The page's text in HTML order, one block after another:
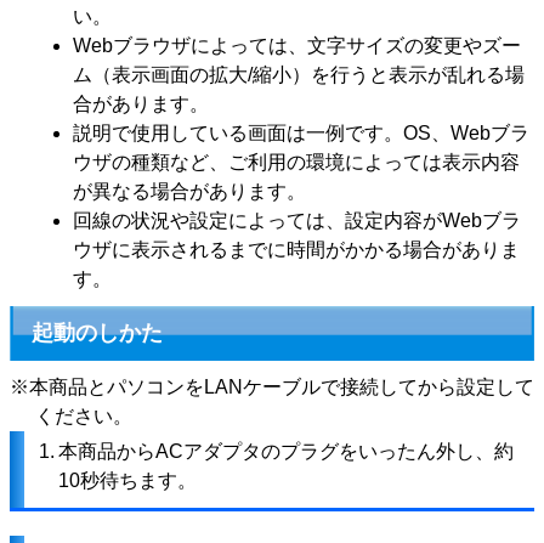
い。
Webブラウザによっては、文字サイズの変更やズー
ム（表示画面の拡大/縮小）を行うと表示が乱れる場
合があります。
説明で使用している画面は一例です。OS、Webブラ
ウザの種類など、ご利用の環境によっては表示内容
が異なる場合があります。
回線の状況や設定によっては、設定内容がWebブラ
ウザに表示されるまでに時間がかかる場合がありま
す。
起動のしかた
※本商品とパソコンをLANケーブルで接続してから設定して
ください。
1. 本商品からACアダプタのプラグをいったん外し、約
10秒待ちます。